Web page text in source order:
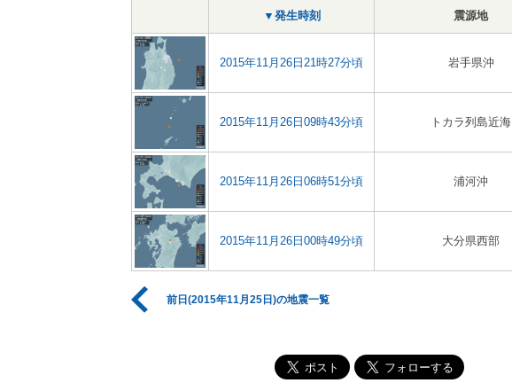
▼発生時刻 震源地
2015年11月26日21時27分頃 岩手県沖
2015年11月26日09時43分頃 トカラ列島近海
2015年11月26日06時51分頃 浦河沖
2015年11月26日00時49分頃 大分県西部
前日(2015年11月25日)の地震一覧